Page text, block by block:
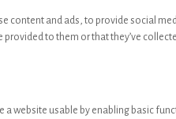
content and ads, to provide social
to them or that they’ve
a website usable by enabling basic